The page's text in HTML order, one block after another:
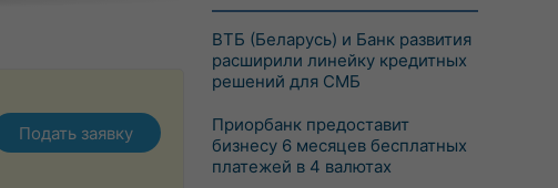
Подать заявку
ВТБ (Беларусь) и Банк развития
расширили линейку кредитных
решений для СМБ
Приорбанк предоставит
бизнесу 6 месяцев бесплатных
платежей в 4 валютах